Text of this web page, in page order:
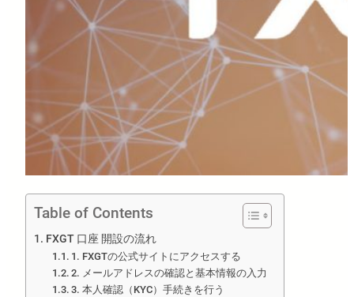
Table of Contents
FXGT 口座 開設の流れ
1. FXGTの公式サイトにアクセスする
2. メールアドレスの確認と基本情報の入力
3. 本人確認（KYC）手続きを行う